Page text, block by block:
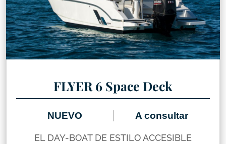
FLYER 6 Space Deck
NUEVO A consultar
EL DAY-BOAT DE ESTILO ACCESIBLE